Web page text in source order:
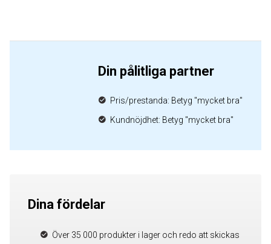
Din pålitliga partner
Pris/prestanda: Betyg "mycket bra"
Kundnöjdhet: Betyg "mycket bra"
Dina fördelar
Över 35 000 produkter i lager och redo att skickas